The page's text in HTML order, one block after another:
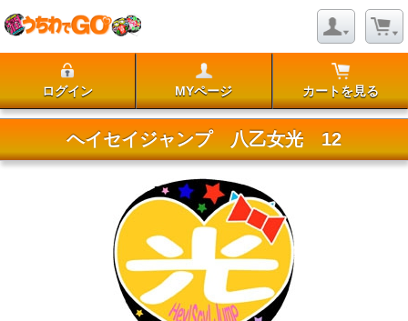
ログイン MYページ カートを見る
ヘイセイジャンプ 八乙女光 12